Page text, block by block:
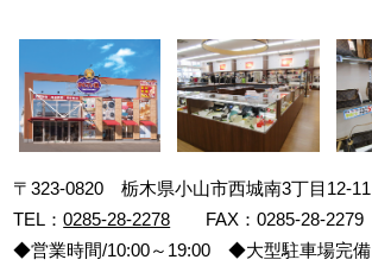
〒323-0820 栃木県小山市西城南3丁目12-11
TEL：0285-28-2278 FAX：0285-28-2279
◆営業時間/10:00～19:00 ◆大型駐車場完備